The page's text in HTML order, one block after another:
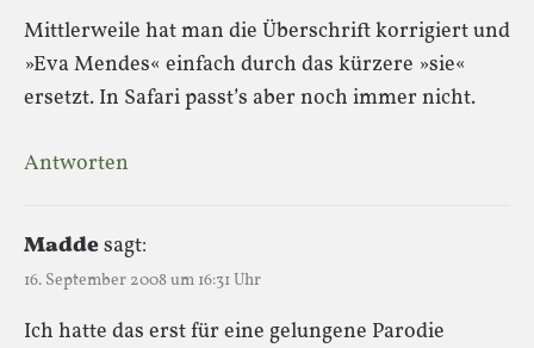
Mittlerweile hat man die Überschrift korrigiert und
»Eva Mendes« einfach durch das kürzere »sie«
ersetzt. In Safari passt’s aber noch immer nicht.
Antworten
Maddesagt:
16. September 2008 um 16:31 Uhr
Ich hatte das erst für eine gelungene Parodie